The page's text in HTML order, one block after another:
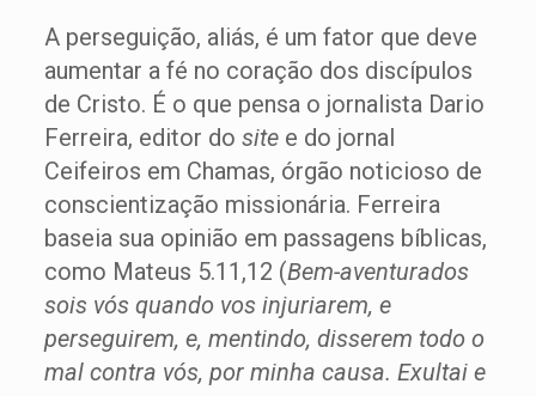
A perseguição, aliás, é um fator que deve
aumentar a fé no coração dos discípulos
de Cristo. É o que pensa o jornalista Dario
Ferreira, editor do sitee do jornal
Ceifeiros em Chamas, órgão noticioso de
conscientização missionária. Ferreira
baseia sua opinião em passagens bíblicas,
como Mateus 5.11,12 (Bem-aventurados
sois vós quando vos injuriarem, e
perseguirem, e, mentindo, disserem todo o
mal contra vós, por minha causa. Exultai e